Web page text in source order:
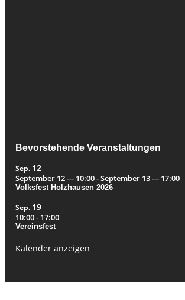
Bevorstehende Veranstaltungen
Sep. 12
September 12 --- 10:00-September 13 --- 17:00
Volksfest Holzhausen 2026
Sep. 19
10:00- 17:00
Vereinsfest
Kalender anzeigen